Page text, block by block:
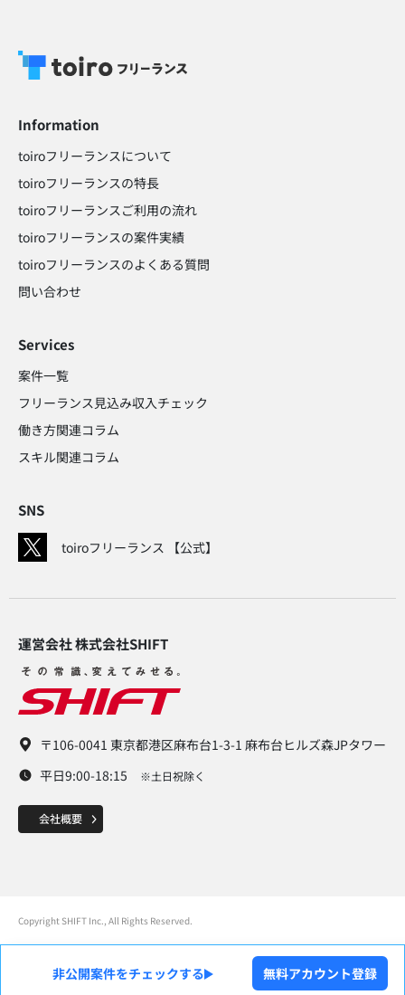
Information
toiroフリーランスについて
toiroフリーランスの特長
toiroフリーランスご利用の流れ
toiroフリーランスの案件実績
toiroフリーランスのよくある質問
問い合わせ​
Services
案件一覧
フリーランス見込み収入チェック​
働き方関連コラム​
スキル関連コラム​
SNS
toiroフリーランス 【公式】
運営会社 株式会社SHIFT​
〒106-0041 東京都港区麻布台1-3-1 麻布台ヒルズ森JPタワー
平日9:00-18:15
※土日祝除く
Copyright SHIFT Inc., All Rights Reserved.
非公開案件をチェックする 無料アカウント登録